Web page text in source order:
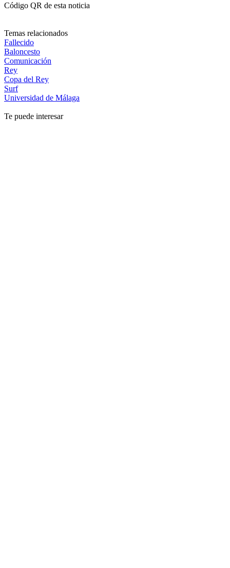
Código QR de esta noticia
Temas relacionados
Fallecido
Baloncesto
Comunicación
Rey
Copa del Rey
Surf
Universidad de Málaga
Te puede interesar